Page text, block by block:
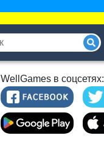
WellGames в соцсетях: